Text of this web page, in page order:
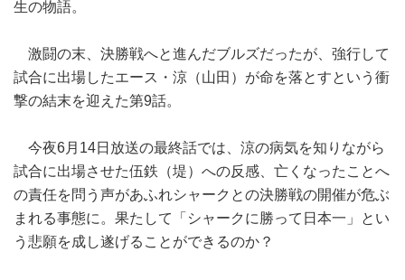
生の物語。
激闘の末、決勝戦へと進んだブルズだったが、強行して
試合に出場したエース・涼（山田）が命を落とすという衝
撃の結末を迎えた第9話。
今夜6月14日放送の最終話では、涼の病気を知りながら
試合に出場させた伍鉄（堤）への反感、亡くなったことへ
の責任を問う声があふれシャークとの決勝戦の開催が危ぶ
まれる事態に。果たして「シャークに勝って日本一」とい
う悲願を成し遂げることができるのか？